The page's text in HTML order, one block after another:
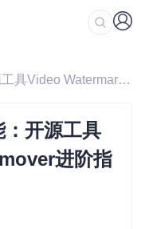
/ 解锁视频去水印新技能：开源工具Video Watermark Remover进阶指南
开源工具
进阶指